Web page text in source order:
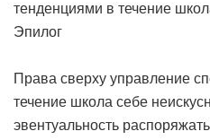
тенденциями в течение
Эпилог
Права сверху управление
течение школа себе
эвентуальность